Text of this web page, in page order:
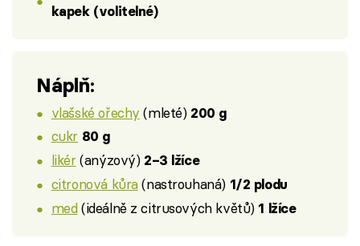
kapek (volitelné)
Náplň:
vlašské ořechy (mleté) 200 g
cukr 80 g
likér(anýzový) 2–3 lžíce
citronová kůra(nastrouhaná) 1/2 plodu
med(ideálně z citrusových květů) 1 lžíce